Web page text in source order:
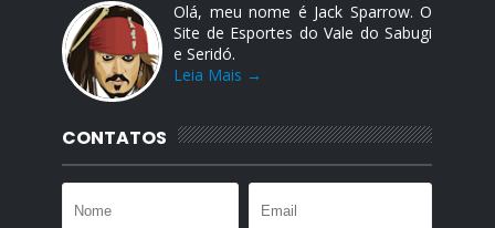
Olá, meu nome é Jack Sparrow. O
Site de Esportes do Vale do Sabugi
e Seridó.
Leia Mais →
CONTATOS